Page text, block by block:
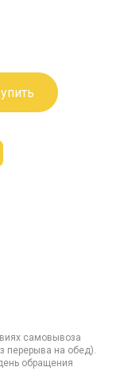
самовывоза
перерыва на обед).
обращения